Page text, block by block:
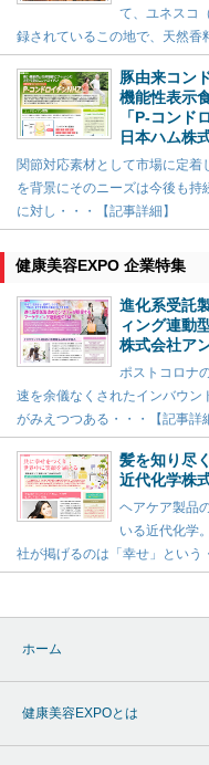
て、ユネスコ
録されているこの地で、天然香
豚由来コン
機能性表示
「P-コンド
日本ハム株
関節対応素材として市場に定
を背景にそのニーズは今後も
に対し・・・【記事詳細】
健康美容EXPO 企業特集
進化系受託
ィング連動
株式会社ア
ポストコロナ
速を余儀なくされたインバウン
がみえつつある・・・【記事詳
髪を知り尽
近代化学株
ヘアケア製品
いる近代化学
社が掲げるのは「幸せ」という
ホーム
健康美容EXPOとは